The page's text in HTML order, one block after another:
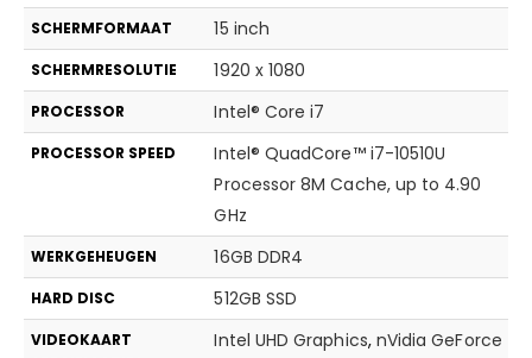
SCHERMFORMAAT 15 inch
SCHERMRESOLUTIE 1920 x 1080
PROCESSOR Intel® Core i7
PROCESSOR SPEED
Intel® QuadCore™ i7-10510U
Processor 8M Cache, up to 4.90
GHz
WERKGEHEUGEN 16GB DDR4
HARD DISC 512GB SSD
VIDEOKAART
Intel UHD Graphics, nVidia GeForce